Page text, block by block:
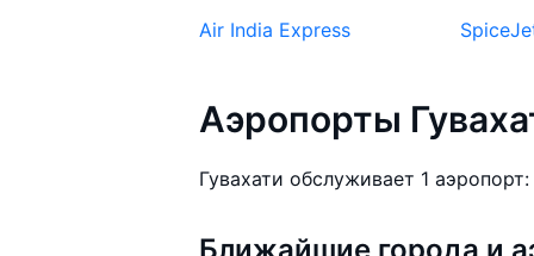
Air India Express
Аэропорты
Гувахати обслуживает 1 аэропорт:
Ближайшие города и